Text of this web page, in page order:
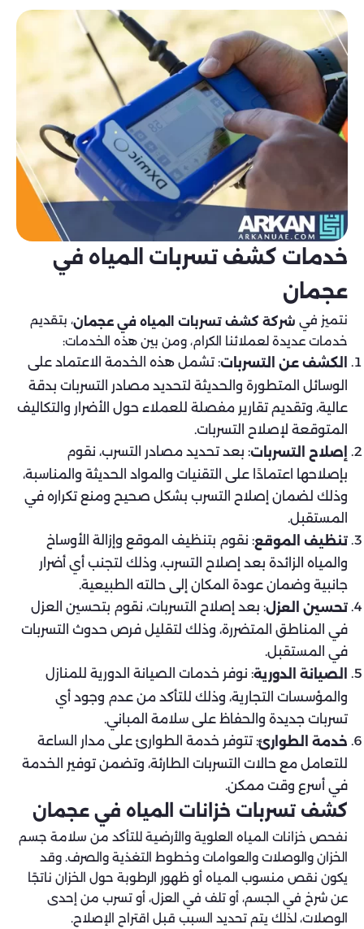
خدمات كشف تسربات المياه في
عجمان
نتميز في شركة كشف تسربات المياه في عجمان، بتقديم
خدمات عديدة لعملائنا الكرام، ومن بين هذه الخدمات:
الكشف عن التسربات: تشمل هذه الخدمة الاعتماد على
الوسائل المتطورة والحديثة لتحديد مصادر التسربات بدقة
عالية، وتقديم تقارير مفصلة للعملاء حول الأضرار والتكاليف
المتوقعة لإصلاح التسربات.
إصلاح التسربات: بعد تحديد مصادر التسرب، نقوم
بإصلاحها اعتمادًا على التقنيات والمواد الحديثة والمناسبة،
وذلك لضمان إصلاح التسرب بشكل صحيح ومنع تكراره في
المستقبل.
تنظيف الموقع: نقوم بتنظيف الموقع وإزالة الأوساخ
والمياه الزائدة بعد إصلاح التسرب، وذلك لتجنب أي أضرار
جانبية وضمان عودة المكان إلى حالته الطبيعية.
تحسين العزل: بعد إصلاح التسربات، نقوم بتحسين العزل
في المناطق المتضررة، وذلك لتقليل فرص حدوث التسربات
في المستقبل.
الصيانة الدورية: نوفر خدمات الصيانة الدورية للمنازل
والمؤسسات التجارية، وذلك للتأكد من عدم وجود أي
تسربات جديدة والحفاظ على سلامة المباني.
خدمة الطوارئ: تتوفر خدمة الطوارئ على مدار الساعة
للتعامل مع حالات التسربات الطارئة، وتضمن توفير الخدمة
في أسرع وقت ممكن.
كشف تسربات خزانات المياه في عجمان
نفحص خزانات المياه العلوية والأرضية للتأكد من سلامة جسم
الخزان والوصلات والعوامات وخطوط التغذية والصرف. وقد
يكون نقص منسوب المياه أو ظهور الرطوبة حول الخزان ناتجًا
عن شرخ في الجسم، أو تلف في العزل، أو تسرب من إحدى
الوصلات، لذلك يتم تحديد السبب قبل اقتراح الإصلاح.